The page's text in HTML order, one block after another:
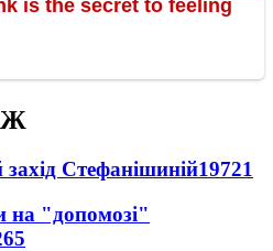
Стефанішиній19721
"допомозі"